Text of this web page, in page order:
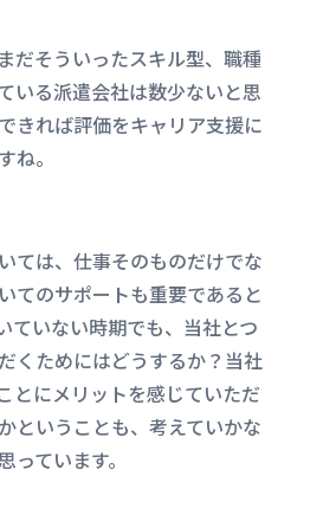
だそういったスキル型、職種
いる派遣会社は数少ないと思
きれば評価をキャリア支援に
ね。
ては、仕事そのものだけでな
てのサポートも重要であると
いない時期でも、 当社とつ
くためにはどうするか？ 当社
とにメリットを感じていただ
ということも、考えていかな
っています。